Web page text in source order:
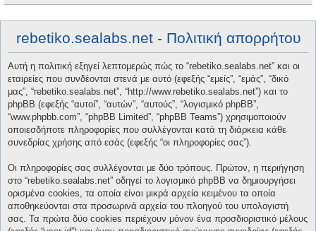
rebetiko.sealabs.net - Πολιτική απορρήτου
Αυτή η πολιτική εξηγεί λεπτομερώς πώς το “rebetiko.sealabs.net” και οι
εταιρείες που συνδέονται στενά με αυτό (εφεξής “εμείς”, “εμάς”, “δικό
μας”, “rebetiko.sealabs.net”, “http://www.rebetiko.sealabs.net”) και το
phpBB (εφεξής “αυτοί”, “αυτών”, “αυτούς”, “λογισμικό phpBB”,
“www.phpbb.com”, “phpBB Limited”, “phpBB Teams”) χρησιμοποιούν
οποιεσδήποτε πληροφορίες που συλλέγονται κατά τη διάρκεια κάθε
συνεδρίας χρήσης από εσάς (εφεξής “οι πληροφορίες σας”).
Οι πληροφορίες σας συλλέγονται με δύο τρόπους. Πρώτον, η περιήγηση
στο “rebetiko.sealabs.net” οδηγεί το λογισμικό phpBB να δημιουργήσει
ορισμένα cookies, τα οποία είναι μικρά αρχεία κειμένου τα οποία
αποθηκεύονται στα προσωρινά αρχεία του πλοηγού του υπολογιστή
σας. Τα πρώτα δύο cookies περιέχουν μόνον ένα προσδιοριστικό μέλους